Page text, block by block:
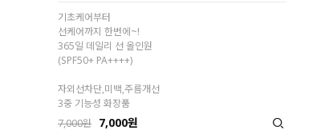
기초케어부터
선케어까지 한번에~!
365일 데일리 선 올인원
(SPF50+ PA++++)
자외선차단,미백,주름개선
3중 기능성 화장품
7,000원 7,000원